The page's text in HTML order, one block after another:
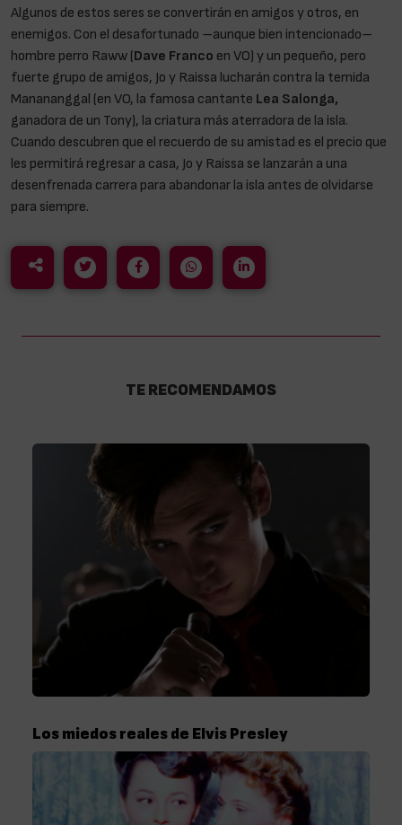
Algunos de estos seres se convertirán en amigos y otros, en
enemigos. Con el desafortunado –aunque bien intencionado–
hombre perro Raww (Dave Franco en VO) y un pequeño, pero
fuerte grupo de amigos, Jo y Raissa lucharán contra la temida
Manananggal (en VO, la famosa cantante Lea Salonga,
ganadora de un Tony), la criatura más aterradora de la isla.
Cuando descubren que el recuerdo de su amistad es el precio que
les permitirá regresar a casa, Jo y Raissa se lanzarán a una
desenfrenada carrera para abandonar la isla antes de olvidarse
para siempre.
TE RECOMENDAMOS
Los miedos reales de Elvis Presley